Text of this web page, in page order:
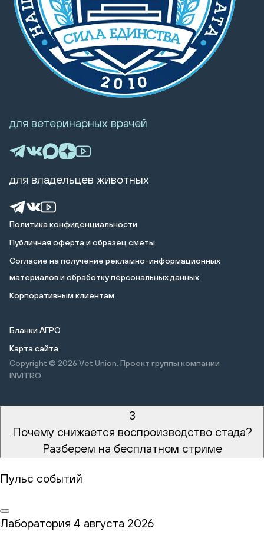
Политика конфиденциальности
Публичная оферта и образец сметы
Cогласие на получение рекламно-информационных
материалов и обработку персональных данных
Корпоративным клиентам
Бланки АГРО
Карта сайта
Copyright © 2026 Vet Union. Проект группы компании
INVITRO.
для ветеринарных врачей
для владельцев животных
3
Почему снижается воспроизводство стада?
Разберем на бесплатном стриме
Пульс событий
Лаборатория 4 августа 2026